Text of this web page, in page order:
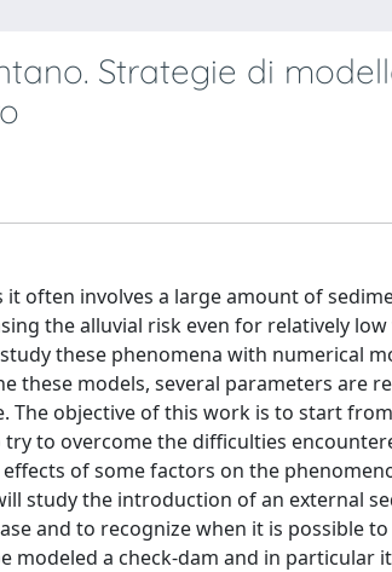
Strategie di
often involves a large amount of
the alluvial risk even for relatively
these phenomena with numerical
these models, several parameters are
The objective of this work is to start
to overcome the difficulties
of some factors on the
study the introduction of an external
and to recognize when it is possible
a check-dam and in particular